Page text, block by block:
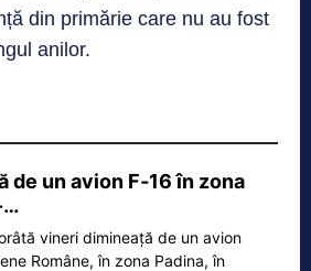
din primărie care nu au fost
anilor.
de un avion F‑16 în zona
…
vineri dimineață de un avion
Române, în zona Padina, în